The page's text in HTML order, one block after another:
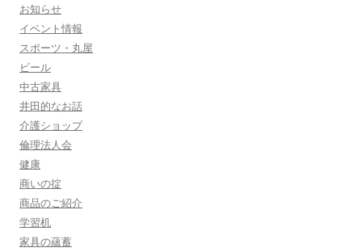
お知らせ
イベント情報
スポーツ・丸屋
ビール
中古家具
井田的なお話
介護ショップ
倫理法人会
健康
商いの掟
商品のご紹介
学習机
家具の蘊蓄